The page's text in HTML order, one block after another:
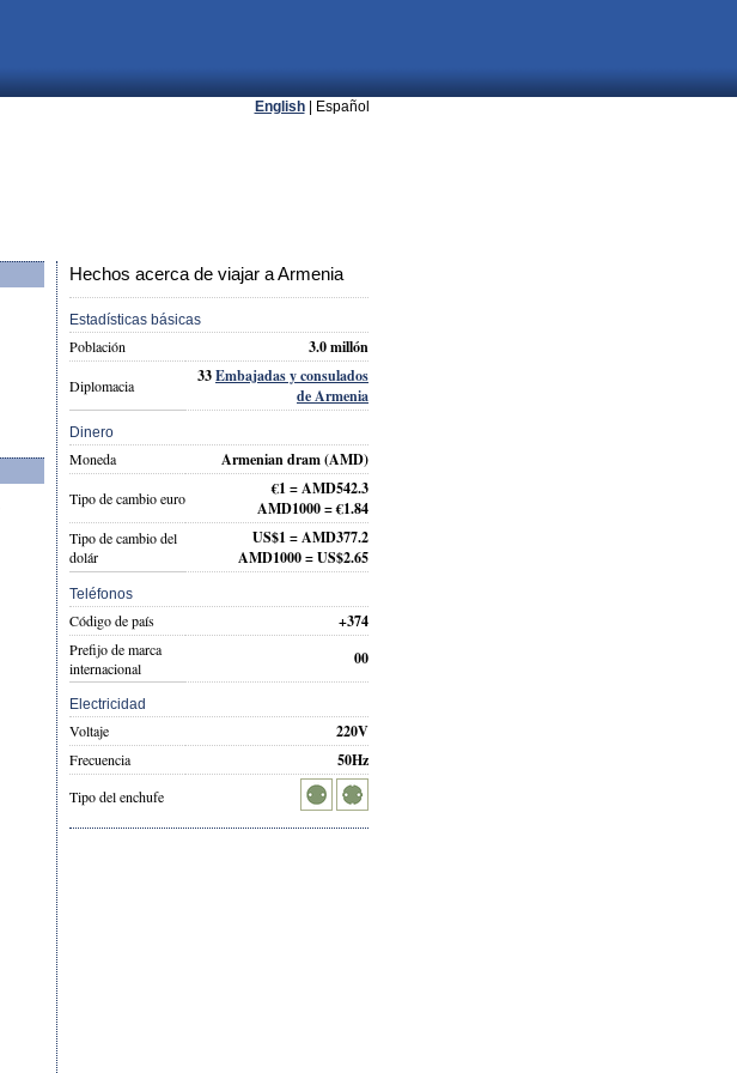
English| Español
Hechos acerca de viajar a Armenia
Estadísticas básicas
Población 3.0 millón
Diplomacia 33Embajadas y consulados
de Armenia
Dinero
Moneda Armenian dram (AMD)
Tipo de cambio euro
€1 = AMD542.3
AMD1000 = €1.84
Tipo de cambio del
dolár
US$1 = AMD377.2
AMD1000 = US$2.65
Teléfonos
Código de país +374
Prefijo de marca
internacional
00
Electricidad
Voltaje 220V
Frecuencia 50Hz
Tipo del enchufe